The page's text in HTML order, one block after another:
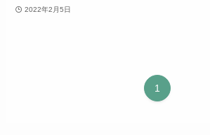
2022年2月5日
1